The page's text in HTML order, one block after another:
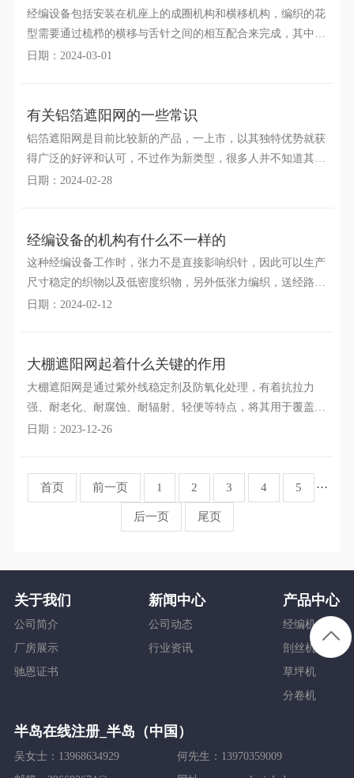
经编设备包括安装在机座上的成圈机构和横移机构，编织的花
型需要通过梳栉的横移与舌针之间的相互配合来完成，其中这
个横移机构起着非常重要的作用，随着技术的发展，其机
日期：2024-03-01
有关铝箔遮阳网的一些常识
铝箔遮阳网是目前比较新的产品，一上市，以其独特优势就获
得广泛的好评和认可，不过作为新类型，很多人并不知道其主
要的功能和特点，因此有必要详细了解一下这种遮阳网。
日期：2024-02-28
经编设备的机构有什么不一样的
这种经编设备工作时，张力不是直接影响织针，因此可以生产
尺寸稳定的织物以及低密度织物，另外低张力编织，送经路径
短，这主要和其几个机构有很大的关系，彼此互相分工合
日期：2024-02-12
大棚遮阳网起着什么关键的作用
大棚遮阳网是通过紫外线稳定剂及防氧化处理，有着抗拉力
强、耐老化、耐腐蚀、耐辐射、轻便等特点，将其用于覆盖蔬
菜、香姑、花卉等等，有着非常大的作用，提高了整体的生
日期：2023-12-26
首页 前一页 1 2 3 4 5 ···
后一页 尾页
关于我们
公司简介
厂房展示
驰恩证书
新闻中心
公司动态
行业资讯
产品中心
经编机
剖丝机
草坪机
分卷机
半岛在线注册_半岛（中国）
吴女士：13968634929
何先生：13970359009